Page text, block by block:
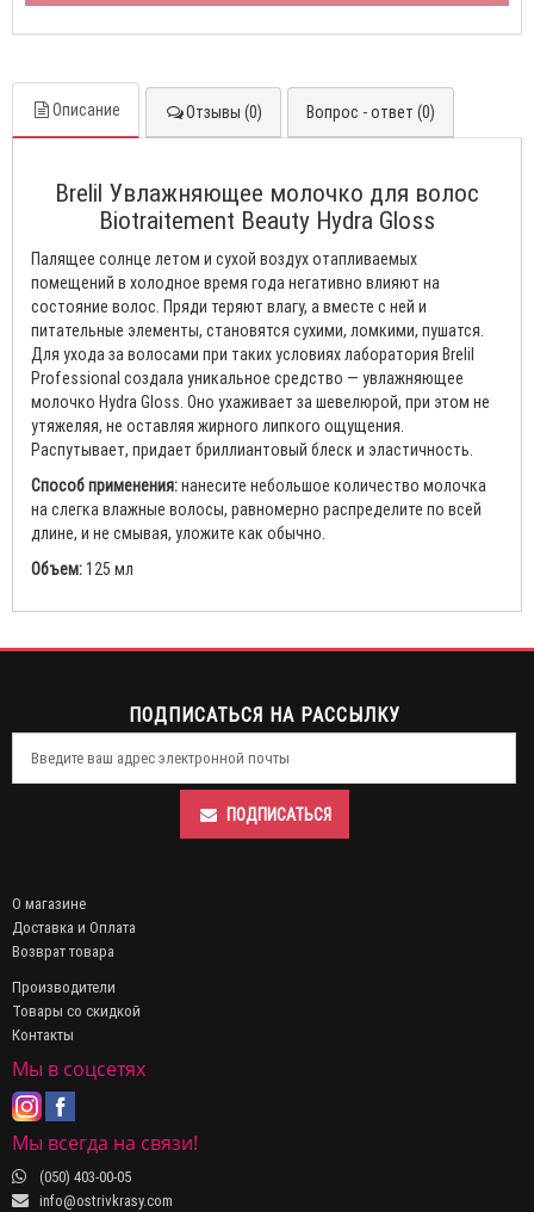
Описание Отзывы (0) Вопрос - ответ (0)
Brelil Увлажняющее молочко для волос
Biotraitement Beauty Hydra Gloss
Палящее солнце летом и сухой воздух отапливаемых
помещений в холодное время года негативно влияют на
состояние волос. Пряди теряют влагу, а вместе с ней и
питательные элементы, становятся сухими, ломкими, пушатся.
Для ухода за волосами при таких условиях лаборатория Brelil
Professional создала уникальное средство — увлажняющее
молочко Hydra Gloss. Оно ухаживает за шевелюрой, при этом не
утяжеляя, не оставляя жирного липкого ощущения.
Распутывает, придает бриллиантовый блеск и эластичность.
Способ применения:нанесите небольшое количество молочка
на слегка влажные волосы, равномерно распределите по всей
длине, и не смывая, уложите как обычно.
Объем:125 мл
ПОДПИСАТЬСЯ НА РАССЫЛКУ
ПОДПИСАТЬСЯ
О магазине
Доставка и Оплата
Возврат товара
Производители
Товары со скидкой
Контакты
Мы в соцсетях
Мы всегда на связи!
(050) 403-00-05
info@ostrivkrasy.com